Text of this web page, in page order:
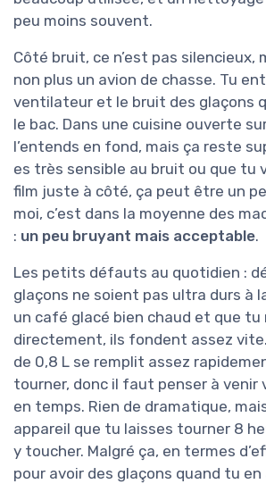
peu moins souvent.
Côté bruit, ce n’est pas silencieux,
non plus un avion de chasse. Tu
ventilateur et le bruit des glaçons
le bac. Dans une cuisine ouverte
l’entends en fond, mais ça reste
es très sensible au bruit ou que tu
film juste à côté, ça peut être un
moi, c’est dans la moyenne des
: un peu bruyant mais acceptable.
Les petits défauts au quotidien :
glaçons ne soient pas ultra durs à
un café glacé bien chaud et que tu
directement, ils fondent assez
de 0,8 L se remplit assez
tourner, donc il faut penser à venir
en temps. Rien de dramatique,
appareil que tu laisses tourner 8
y toucher. Malgré ça, en termes
pour avoir des glaçons quand tu en